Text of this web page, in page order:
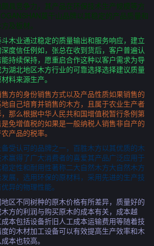
具竞争力，其产品在环保技术生产规模等方
莫干山品牌以其稳定的产品质量和
及板材。
木业通过稳定的质量输出和服务响应，建立
度信任例如，张总在收到货后，客户普遍认
持续保持，愿重启合作这种以客户需求为导
湖北地区木方行业的可靠选择选择建议质量
料来源生产。
方的身份销售方式以及产品性质如果销售的
自己培育并销售的木方，且属于农业生产者
那么根据中华人民共和国增值税暂行条例第
免增值税的如果是一般纳税人销售非自产的
产品的税率。
受认可的品牌之一，百胜木方以其优质的木
赢得了广大消费者的喜爱其产品广泛应用于
定性和耐用性著称二大自然木方大自然木方
展，选用环保的原材料，采用先进的生产技
异的物理性能。
区不同树种的原木价格有所差异，质量好的
方的利润与购买原木的成本有关，成本越
本包括设备折旧人工成本运输费用等随着技
的木材加工设备可以有效提高生产效率和木
本也较高。